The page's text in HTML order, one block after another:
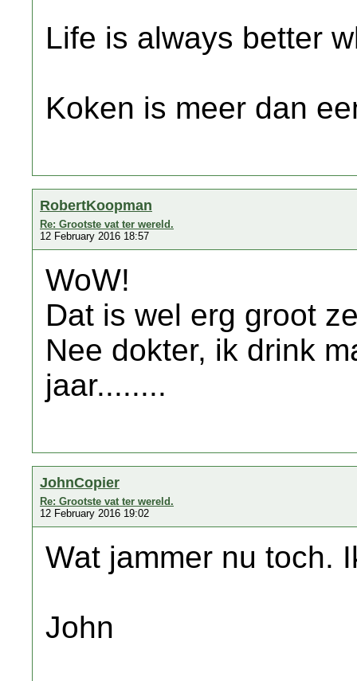
Life is always better
Koken is meer dan
RobertKoopman
Re: Grootste vat ter wereld.
12 February 2016 18:57
WoW!
Dat is wel erg groot
Nee dokter, ik drink
jaar........
JohnCopier
Re: Grootste vat ter wereld.
12 February 2016 19:02
Wat jammer nu toch.
John